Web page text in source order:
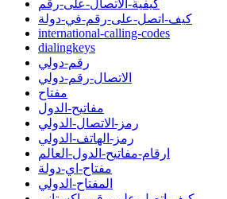
كيفية-الاتصال-على-رقم
كيف-اتصل-على-رقم-في-دولة
international-calling-codes
dialingkeys
رقم-دولي
الاتصال-رقم-دولي
مفتاح
مفاتيح-الدول
رمز-الاتصال-الدولي
رمز-الهاتف-الدولي
ارقام-مفاتيح-الدول-العالم
مفتاح-اي-دولة
المفتاح-الدولي